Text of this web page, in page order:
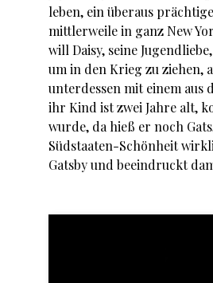
leben, ein überaus
mittlerweile in ganz New
will Daisy, seine
um in den Krieg zu ziehen,
unterdessen mit einem aus
ihr Kind ist zwei Jahre alt,
wurde, da hieß er noch
Südstaaten-Schönheit
Gatsby und beeindruckt